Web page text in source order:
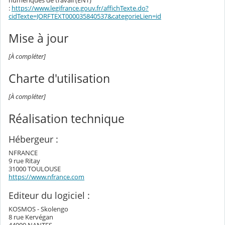
: https://www.legifrance.gouv.fr/affichTexte.do?
cidTexte=JORFTEXT000035840537&categorieLien=id
Mise à jour
[À compléter]
Charte d'utilisation
[À compléter]
Réalisation technique
Hébergeur :
NFRANCE
9 rue Ritay
31000 TOULOUSE
https://www.nfrance.com
Editeur du logiciel :
KOSMOS - Skolengo
8 rue Kervégan